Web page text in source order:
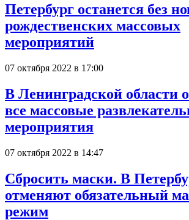
Петербург останется без
рождественских массовых
мероприятий
07 октября 2022 в 17:00
В Ленинградской области
все массовые
мероприятия
07 октября 2022 в 14:47
Сбросить маски. В
отменяют обязательный
режим